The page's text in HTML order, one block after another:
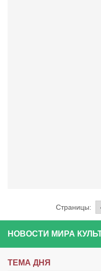
Страницы:
НОВОСТИ МИРА
ТЕМА ДНЯ